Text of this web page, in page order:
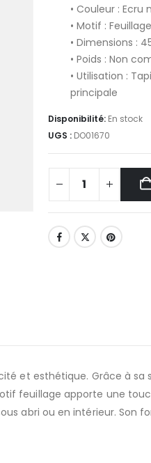
• Couleur :
• Motif :
• Dimensions :
• Poids : Non
• Utilisation :
principale
Disponibilité: En stock
UGS : DO01670
et esthétique. Grâce à
feuillage apporte une
abri ou en intérieur.